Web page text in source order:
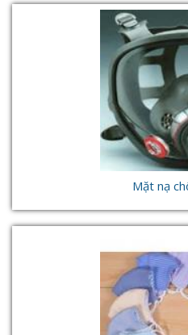
Mặt nạ